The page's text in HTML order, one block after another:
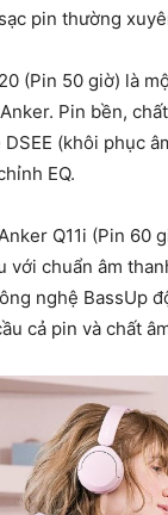
pin thường
(Pin 50 giờ) là
Pin bền,
(khôi phục
EQ.
Q11i (Pin 60
với chuẩn âm
nghệ BassUp
cả pin và chất